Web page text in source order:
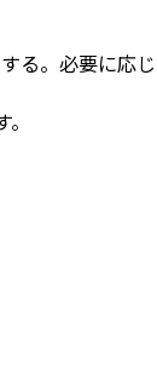
。必要に応